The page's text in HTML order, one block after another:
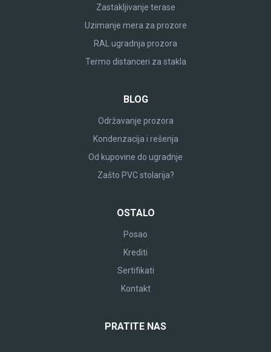
Zastakljivanje terase
Uzimanje mera za prozore
RAL ugradnja prozora
Termo distanceri za stakla
BLOG
Održavanje prozora
Kondenzacija i rešenja
Od kupovine do ugradnje
Zašto PVC stolarija?
OSTALO
Posao
Krediti
Sertifikati
Kontakt
PRATITE NAS